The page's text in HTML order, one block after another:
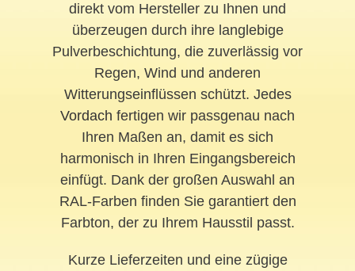
direkt vom Hersteller zu Ihnen und
überzeugen durch ihre langlebige
Pulverbeschichtung, die zuverlässig vor
Regen, Wind und anderen
Witterungseinflüssen schützt. Jedes
Vordach fertigen wir passgenau nach
Ihren Maßen an, damit es sich
harmonisch in Ihren Eingangsbereich
einfügt. Dank der großen Auswahl an
RAL-Farben finden Sie garantiert den
Farbton, der zu Ihrem Hausstil passt.
Kurze Lieferzeiten und eine zügige